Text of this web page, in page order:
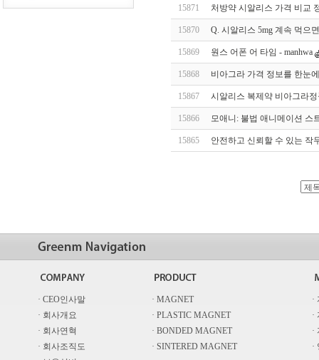
15871 처방약 시알리스 가격 비교
15870 Q. 시알리스 5mg 계속 먹으
15869 원스 어폰 어 타임 - manhwa
15868 비아그라 가격 정보를 한눈
15867 시알리스 복제약 비아그라
15866 모애니: 불법 애니메이션 스
15865 안전하고 신뢰할 수 있는 작
· CEO인사말 · MAGNET
·
· 회사개요
· PLASTIC MAGNET
·
· 회사연혁
· BONDED MAGNET
·
· 회사조직도
· SINTERED MAGNET
·